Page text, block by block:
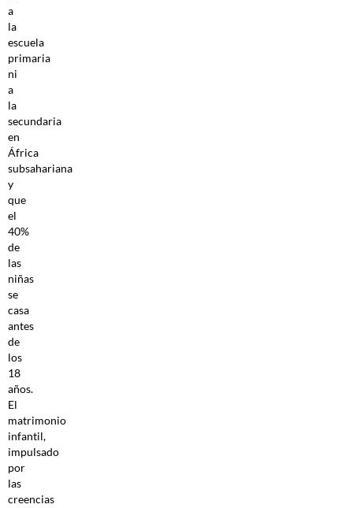
a
la
escuela
primaria
ni
a
la
secundaria
en
África
subsahariana
y
que
el
40%
de
las
niñas
se
casa
antes
de
los
18
años.
El
matrimonio
infantil,
impulsado
por
las
creencias